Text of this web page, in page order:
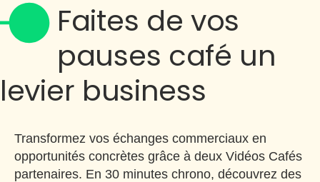
Faites de vos
pauses café un
levier business
Transformez vos échanges commerciaux en
opportunités concrètes grâce à deux Vidéos Cafés
partenaires. En 30 minutes chrono, découvrez des